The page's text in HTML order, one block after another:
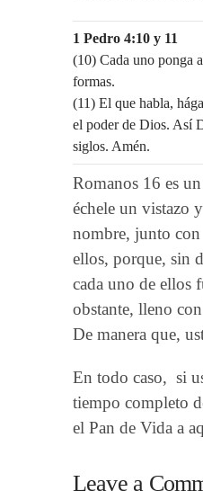
1 Pedro 4:10 y 11
(10) Cada uno ponga
formas.
(11) El que habla,
el poder de Dios. Así
siglos. Amén.
Romanos 16 es
échele un vistazo
nombre, junto con
ellos, porque, sin
cada uno de ellos
obstante, lleno
De manera que,
En todo caso, si
tiempo completo
el Pan de Vida a
Leave a